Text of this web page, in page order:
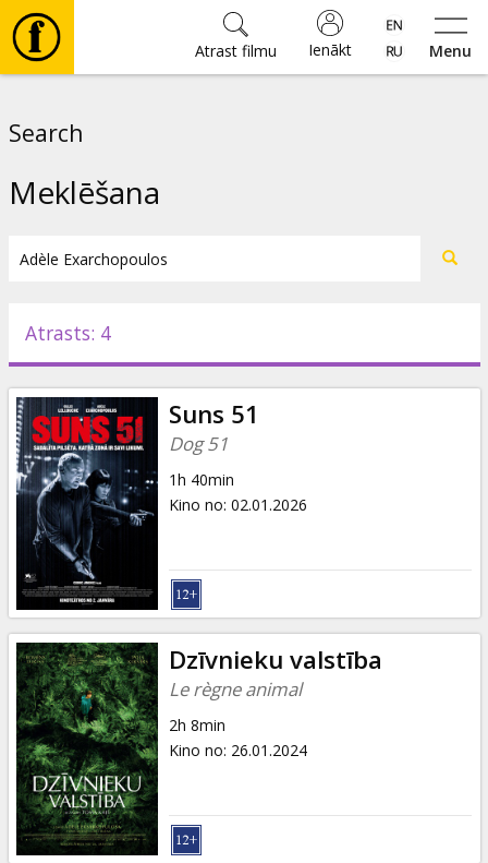
Menu
Ienākt
Atrast filmu
Pasākumi
Ziņas
Dāvanu
kartes
Uzkodas
B2B
Kino
Klubs
Search
Meklēšana
Atrasts: 4
Suns 51
Dog 51
1h 40min
Kino no: 02.01.2026
Dzīvnieku valstība
Le règne animal
2h 8min
Kino no: 26.01.2024